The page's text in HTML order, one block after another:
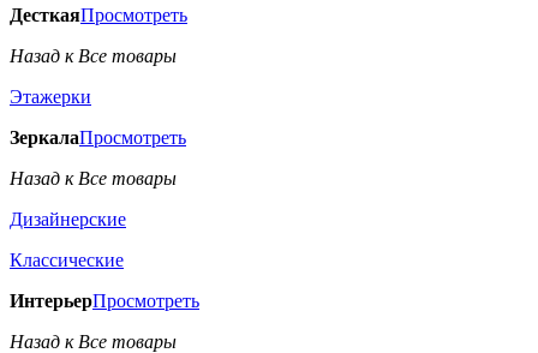
ДесткаяПросмотреть
Назад к Все товары
Этажерки
ЗеркалаПросмотреть
Назад к Все товары
Дизайнерские
Классические
ИнтерьерПросмотреть
Назад к Все товары